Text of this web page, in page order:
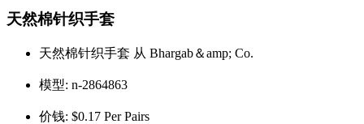
天然棉针织手套
天然棉针织手套 从 Bhargab＆amp; Co.
模型: n-2864863
价钱: $0.17 Per Pairs